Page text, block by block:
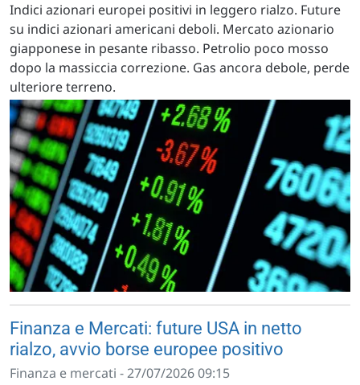
Indici azionari europei positivi in leggero rialzo. Future
su indici azionari americani deboli. Mercato azionario
giapponese in pesante ribasso. Petrolio poco mosso
dopo la massiccia correzione. Gas ancora debole, perde
ulteriore terreno.
Finanza e Mercati: future USA in netto
rialzo, avvio borse europee positivo
Finanza e mercati - 27/07/2026 09:15